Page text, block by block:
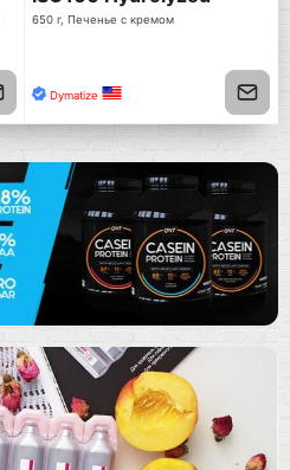
650 г, Печенье с кремом
Dymatize